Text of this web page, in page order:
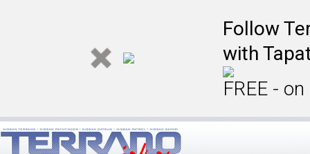
Follow
with
FREE -